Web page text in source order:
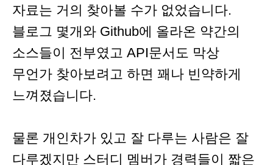
자료는 거의 찾아볼 수가 없었습니다.
블로그 몇개와 Github에 올라온 약간의
소스들이 전부였고 API문서도 막상
무언가 찾아보려고 하면 꽤나 빈약하게
느껴졌습니다.
물론 개인차가 있고 잘 다루는 사람은 잘
다루겠지만 스터디 멤버가 경력들이 짧은